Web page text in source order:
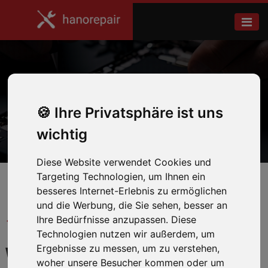
Ihre Privatsphäre ist uns
wichtig
Diese Website verwendet Cookies und
Targeting Technologien, um Ihnen ein
besseres Internet-Erlebnis zu ermöglichen
und die Werbung, die Sie sehen, besser an
Ihre Bedürfnisse anzupassen. Diese
Technologien nutzen wir außerdem, um
Ergebnisse zu messen, um zu verstehen,
woher unsere Besucher kommen oder um
Home Microsoft
← Zurück zum Hersteller
WIR REPARIEREN IHR